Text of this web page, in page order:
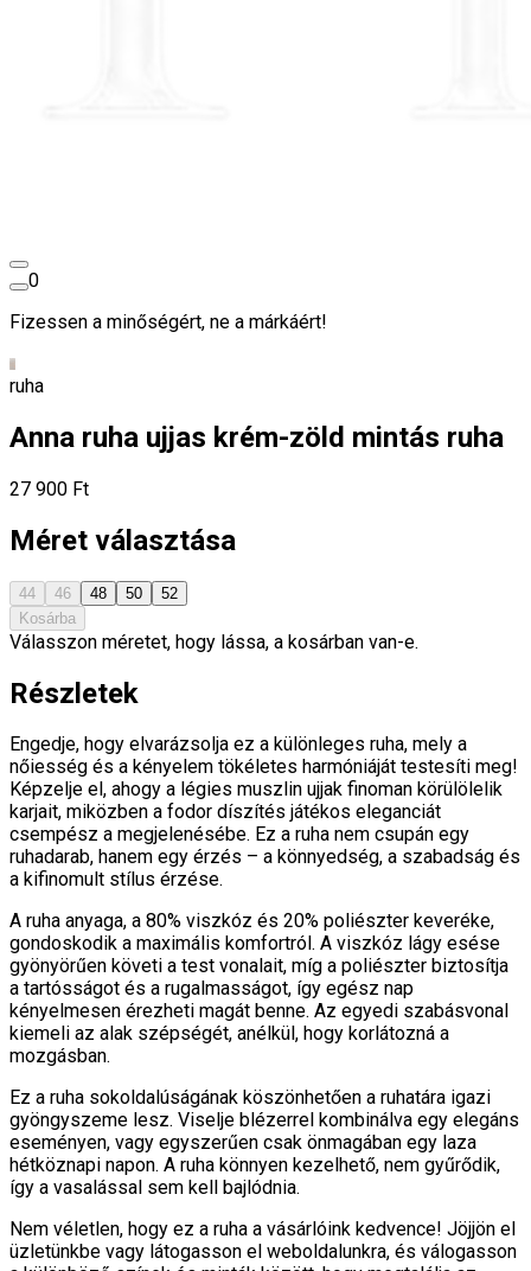
0
Fizessen a minőségért, ne a márkáért!
ruha
Anna ruha ujjas krém-zöld mintás ruha
27 900 Ft
Méret választása
44 46 48 50
52
Kosárba
Válasszon méretet, hogy lássa, a kosárban van-e.
Részletek
Engedje, hogy elvarázsolja ez a különleges ruha, mely a
nőiesség és a kényelem tökéletes harmóniáját testesíti meg!
Képzelje el, ahogy a légies muszlin ujjak finoman körülölelik
karjait, miközben a fodor díszítés játékos eleganciát
csempész a megjelenésébe. Ez a ruha nem csupán egy
ruhadarab, hanem egy érzés – a könnyedség, a szabadság és
a kifinomult stílus érzése.
A ruha anyaga, a 80% viszkóz és 20% poliészter keveréke,
gondoskodik a maximális komfortról. A viszkóz lágy esése
gyönyörűen követi a test vonalait, míg a poliészter biztosítja
a tartósságot és a rugalmasságot, így egész nap
kényelmesen érezheti magát benne. Az egyedi szabásvonal
kiemeli az alak szépségét, anélkül, hogy korlátozná a
mozgásban.
Ez a ruha sokoldalúságának köszönhetően a ruhatára igazi
gyöngyszeme lesz. Viselje blézerrel kombinálva egy elegáns
eseményen, vagy egyszerűen csak önmagában egy laza
hétköznapi napon. A ruha könnyen kezelhető, nem gyűrődik,
így a vasalással sem kell bajlódnia.
Nem véletlen, hogy ez a ruha a vásárlóink kedvence! Jöjjön el
üzletünkbe vagy látogasson el weboldalunkra, és válogasson